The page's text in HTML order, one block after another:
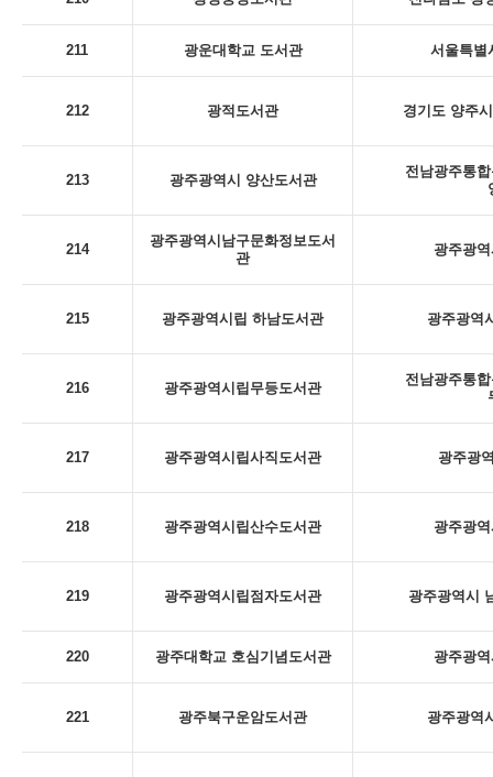
211 광운대학교 도서관 서울특별
212 광적도서관 경기도 양주
213 광주광역시 양산도서관
전남광주통
214
광주광역시남구문화정보도서
관
광주광
215 광주광역시립 하남도서관 광주광역
216 광주광역시립무등도서관
전남광주통
217 광주광역시립사직도서관 광주광
218 광주광역시립산수도서관 광주광
219 광주광역시립점자도서관 광주광역시
220 광주대학교 호심기념도서관 광주광
221 광주북구운암도서관 광주광역